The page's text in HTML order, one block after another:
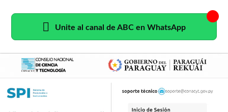
Unite al canal de ABC en WhatsApp